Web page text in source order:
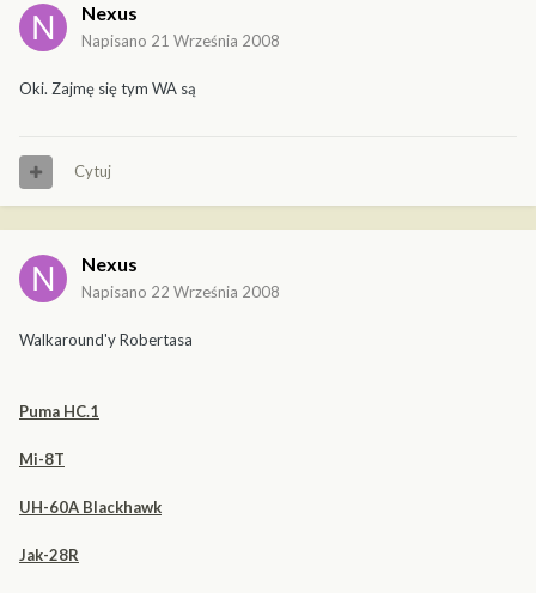
Nexus
Napisano 21 Września 2008
Oki. Zajmę się tym WA są
Cytuj
Nexus
Napisano 22 Września 2008
Walkaround'y Robertasa
Puma HC.1
Mi-8T
UH-60A Blackhawk
Jak-28R